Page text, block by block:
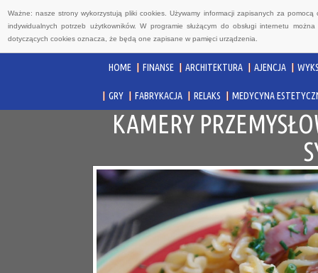
Ważne: nasze strony wykorzystują pliki cookies. Używamy informacji zapisanych za
indywidualnych potrzeb użytkowników. W programie służącym do obsługi internetu
dotyczących cookies oznacza, że będą one zapisane w pamięci urządzenia.
HOME FINANSE ARCHITEKTURA AJENCJA
GRY FABRYKACJA RELAKS MEDYCYNA
KAMERY